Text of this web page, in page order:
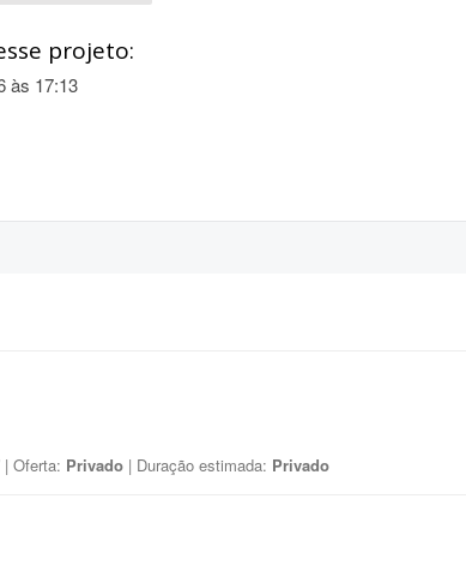
projeto:
às 17:13
| Oferta: Privado | Duração estimada: Privado